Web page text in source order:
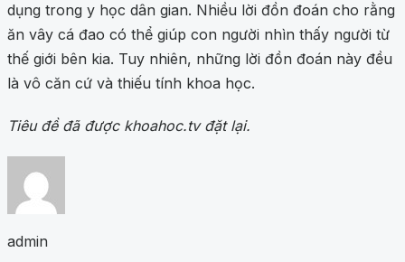
dụng trong y học dân gian. Nhiều lời đồn đoán cho rằng
ăn vây cá đao có thể giúp con người nhìn thấy người từ
thế giới bên kia. Tuy nhiên, những lời đồn đoán này đều
là vô căn cứ và thiếu tính khoa học.
Tiêu đề đã được khoahoc.tv đặt lại.
admin